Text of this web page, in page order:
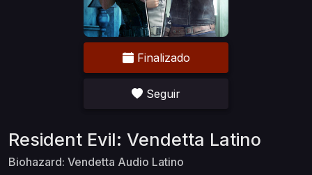
Finalizado
Seguir
Resident Evil: Vendetta Latino
Biohazard: Vendetta Audio Latino